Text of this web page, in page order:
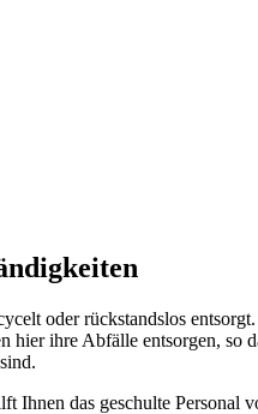
oder rückstandslos
ihre Abfälle entsorgen,
Ihnen das geschulte Personal